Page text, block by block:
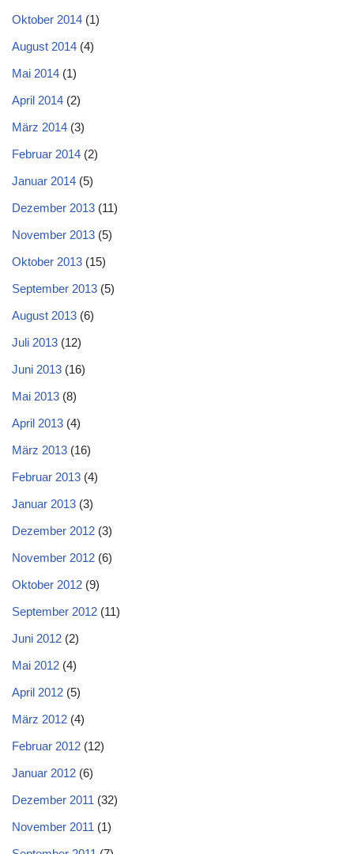
Oktober 2014 (1)
August 2014 (4)
Mai 2014 (1)
April 2014 (2)
März 2014 (3)
Februar 2014 (2)
Januar 2014 (5)
Dezember 2013 (11)
November 2013 (5)
Oktober 2013 (15)
September 2013 (5)
August 2013 (6)
Juli 2013 (12)
Juni 2013 (16)
Mai 2013 (8)
April 2013 (4)
März 2013 (16)
Februar 2013 (4)
Januar 2013 (3)
Dezember 2012 (3)
November 2012 (6)
Oktober 2012 (9)
September 2012 (11)
Juni 2012 (2)
Mai 2012 (4)
April 2012 (5)
März 2012 (4)
Februar 2012 (12)
Januar 2012 (6)
Dezember 2011 (32)
November 2011 (1)